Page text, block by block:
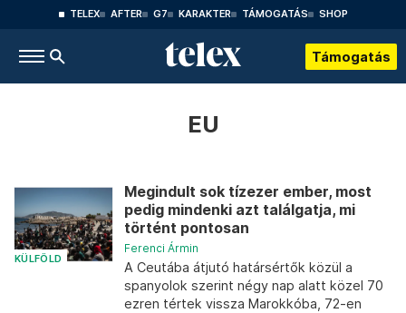
TELEX AFTER G7 KARAKTER TÁMOGATÁS SHOP
Támogatás
EU
KÜLFÖLD
Megindult sok tízezer ember, most
pedig mindenki azt találgatja, mi
történt pontosan
Ferenci Ármin
A Ceutába átjutó határsértők közül a
spanyolok szerint négy nap alatt közel 70
ezren tértek vissza Marokkóba, 72-en